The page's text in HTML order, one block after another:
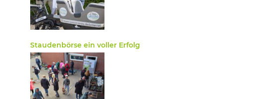
Staudenbörse ein voller Erfolg